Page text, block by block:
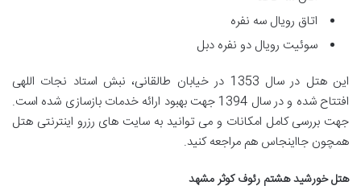
اتاق رویال سه نفره
سوئیت رویال دو نفره دبل
این هتل در سال 1353 در خیابان طالقانی، نبش استاد نجات اللهی
افتتاح شده و در سال 1394 جهت بهبود ارائه خدمات بازسازی شده است.
جهت بررسی کامل امکانات و می توانید به سایت های رزرو اینترنتی هتل
همچون جااینجاس هم مراجعه کنید.
هتل خورشید هشتم رئوف کوثر مشهد